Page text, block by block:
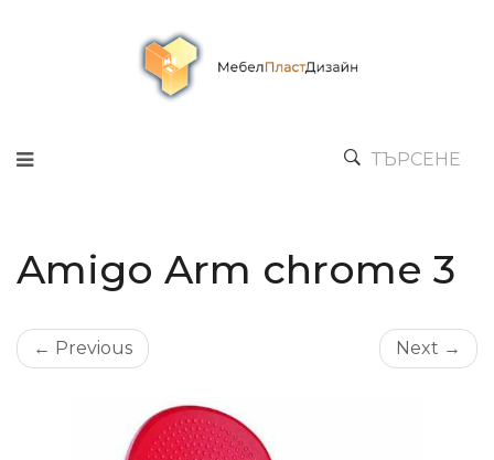
ТЪРСЕНЕ
Amigo Arm chrome 3
← Previous Next →